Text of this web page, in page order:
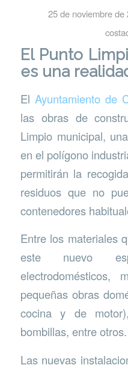
25 de noviembre de
El Punto
es una
El Ayuntamiento de
las obras de
Limpio municipal,
en el polígono
permitirán la
residuos que no
contenedores
Entre los materiales
este nuevo
electrodomésticos,
pequeñas obras
cocina y de
bombillas, entre otros.
Las nuevas